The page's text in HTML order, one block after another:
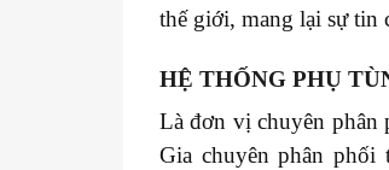
thế giới, mang lại sự tin
HỆ THỐNG PHỤ
Là đơn vị chuyên phân
Gia chuyên phân